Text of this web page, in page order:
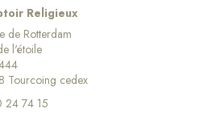
Religieux
de Rotterdam
l'étoile
Tourcoing cedex
24 74 15